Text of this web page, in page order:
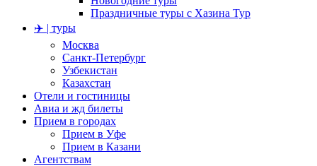
Праздничные туры с Хазина Тур
✈️ | туры
Москва
Санкт-Петербург
Узбекистан
Казахстан
Отели и гостиницы
Авиа и жд билеты
Прием в городах
Прием в Уфе
Прием в Казани
Агентствам